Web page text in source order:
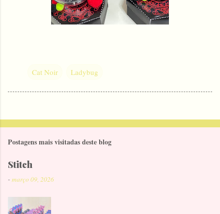
Cat Noir Ladybug
Postagens mais visitadas deste blog
Stitch
- março 09, 2026